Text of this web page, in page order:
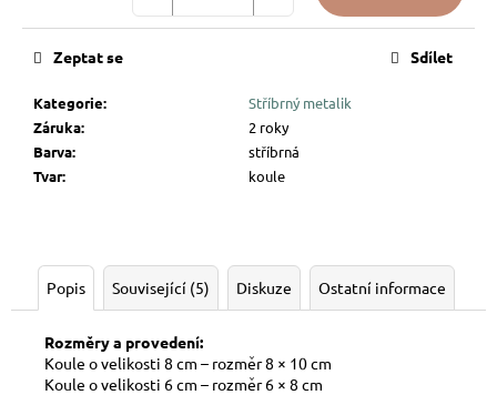
Kategorie:
Stříbrný metalik
Záruka:
2 roky
Barva:
stříbrná
Tvar: koule
Zeptat se Sdílet
Popis Související (5) Diskuze Ostatní informace
Rozměry a provedení:
Koule o velikosti 8 cm – rozměr 8 × 10 cm
Koule o velikosti 6 cm – rozměr 6 × 8 cm